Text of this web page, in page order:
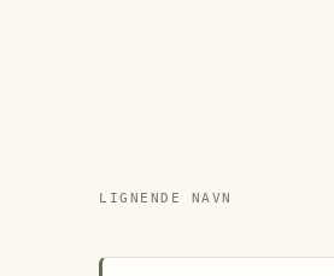
LIGNENDE NAVN